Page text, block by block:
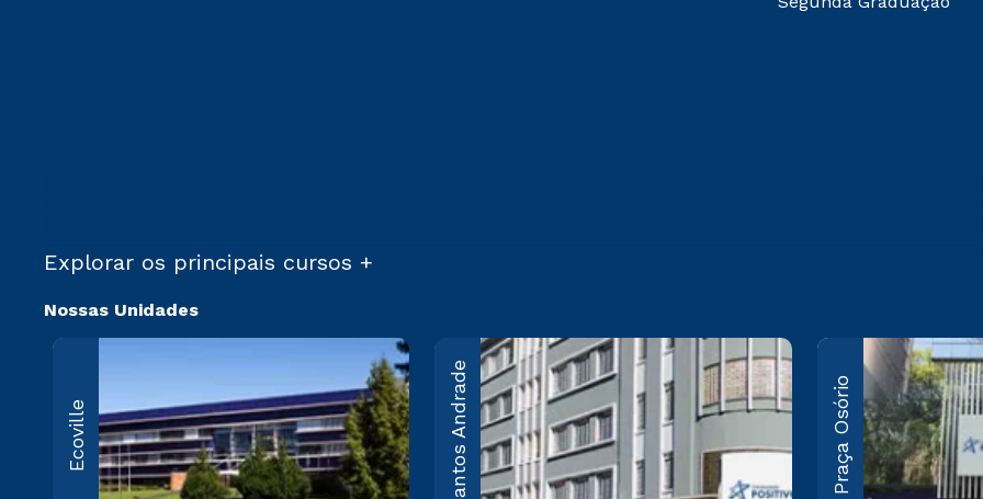
Explorar os principais cursos +
Nossas Unidades
Ecoville
Ecoville
R. Professor Pedro
Viriato Parigot de
Souza, 5300 Campo
Comprido – Curitiba/PR
CEP 81280-330
Santos Andrade
Santos
Andrade
R. XV de Novembro,
950 Centro –
Curitiba/PR CEP 80060-
Praça Osório